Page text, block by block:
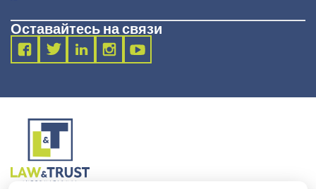
Оставайтесь на связи